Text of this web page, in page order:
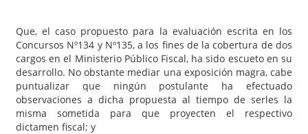
Que, el caso propuesto para la evaluación escrita en los
Concursos Nº134 y Nº135, a los fines de la cobertura de dos
cargos en el Ministerio Público Fiscal, ha sido escueto en su
desarrollo. No obstante mediar una exposición magra, cabe
puntualizar que ningún postulante ha efectuado
observaciones a dicha propuesta al tiempo de serles la
misma sometida para que proyecten el respectivo
dictamen fiscal; y